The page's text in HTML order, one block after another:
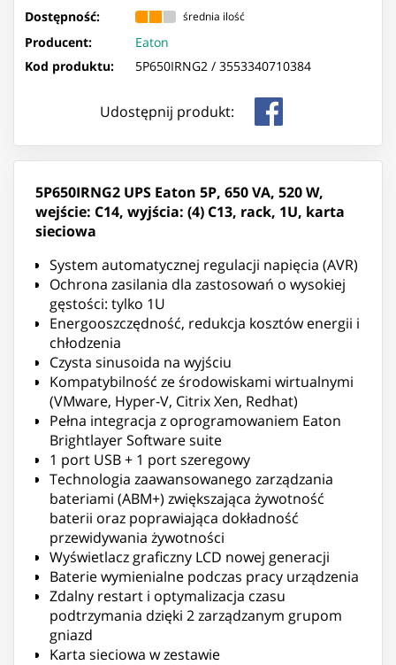
Dostępność: średnia ilość
Producent:
Eaton
Kod produktu:
5P650IRNG2 / 3553340710384
Udostępnij produkt:
5P650IRNG2 UPS Eaton 5P, 650 VA, 520 W,
wejście: C14, wyjścia: (4) C13, rack, 1U, karta
sieciowa
System automatycznej regulacji napięcia (AVR)
Ochrona zasilania dla zastosowań o wysokiej
gęstości: tylko 1U
Energooszczędność, redukcja kosztów energii i
chłodzenia
Czysta sinusoida na wyjściu
Kompatybilność ze środowiskami wirtualnymi
(VMware, Hyper-V, Citrix Xen, Redhat)
Pełna integracja z oprogramowaniem Eaton
Brightlayer Software suite
1 port USB + 1 port szeregowy
Technologia zaawansowanego zarządzania
bateriami (ABM+) zwiększająca żywotność
baterii oraz poprawiająca dokładność
przewidywania żywotności
Wyświetlacz graficzny LCD nowej generacji
Baterie wymienialne podczas pracy urządzenia
Zdalny restart i optymalizacja czasu
podtrzymania dzięki 2 zarządzanym grupom
gniazd
Karta sieciowa w zestawie